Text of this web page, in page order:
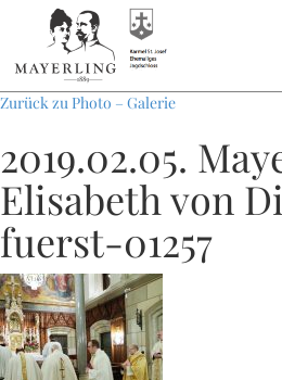
Zurück zu Photo – Galerie
2019.02.05.
Elisabeth von
fuerst-01257